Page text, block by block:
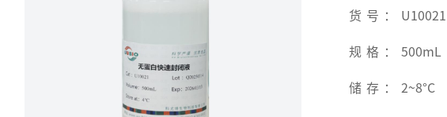
货号： U10021
规格： 500mL
储存： 2~8°C